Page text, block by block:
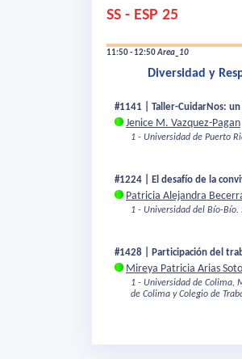
SS - ESP 25
11:50 - 12:50Area_10
Diversidad y
#1141 | Taller-CuidarNos:
Jenice M. Vazquez-Pagan
1 - Universidad de Puerto
#1224 | El desafío de la
Patricia Alejandra
1 - Universidad del Bío-Bío.
#1428 | Participación del
Mireya Patricia Arias Soto
1 - Universidad de Colima,
de Colima y Colegio de